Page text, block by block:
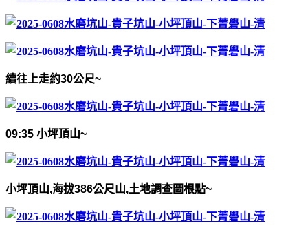
續往上走約30公尺~
09:35 小坪頂山~
小坪頂山,海拔386公尺山,土地調查圖根點~